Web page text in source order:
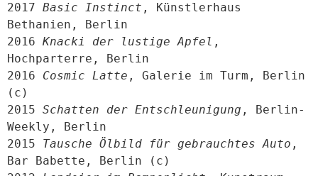
2017 Basic Instinct , Künstlerhaus
Bethanien, Berlin
2016 Knacki der lustige Apfel ,
Hochparterre, Berlin
2016 Cosmic Latte , Galerie im Turm, Berlin
(c)
2015 Schatten der Entschleunigung , Berlin-
Weekly, Berlin
2015 Tausche Ölbild für gebrauchtes Auto ,
Bar Babette, Berlin (c)